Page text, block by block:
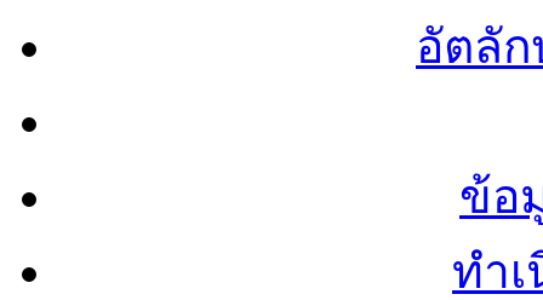
อัตลั
ข้อ
ทำ